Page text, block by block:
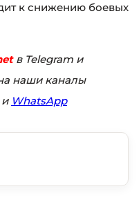
к снижению боевых
в Telegram и
наши каналы
WhatsApp